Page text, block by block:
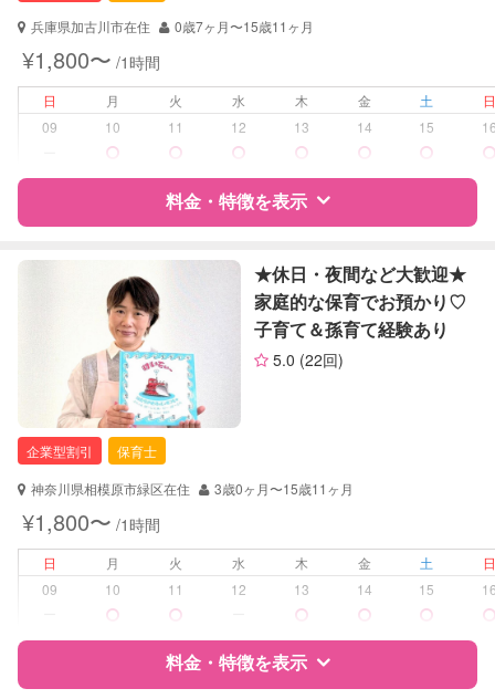
対応可能/特徴
早朝対応
子育て経験
病児、病後児、ともに不可
対応可否は個別に相談
お子様の撮影
（定期特典）
対応不可
兵庫県加古川市在住
0歳7ヶ月〜15歳11ヶ月
¥1,800〜 /1時間
日 月 火 水 木 金 土
09
10 11 12 13 14 15
料金・特徴を表示
特徴 レビュー
サポートの特徴
自治体届出済ベビーシッター
保育士
夜間対応
お泊まり保育
障がい児対応 対応可否は個別に相談
★休日・夜間など大歓迎★
家庭的な保育でお預かり♡
子育て＆孫育て経験あり
5.0 (22回)
企業型割引
保育士
神奈川県相模原市緑区在住
3歳0ヶ月〜15歳11ヶ月
¥1,800〜 /1時間
日 月 火 水 木 金 土
09
10 11 12 13 14 15
料金・特徴を表示